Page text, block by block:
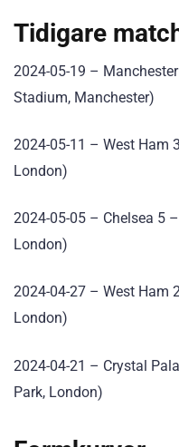
Tidigare
2024-05-19 –
Stadium, Manchester)
2024-05-11 – West Ham
London)
2024-05-05 – Chelsea 5
London)
2024-04-27 – West Ham
London)
2024-04-21 – Crystal
Park, London)